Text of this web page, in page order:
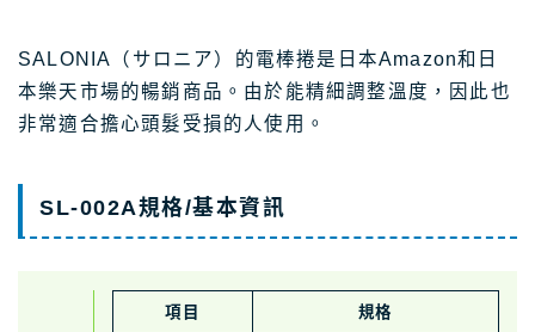
SALONIA（サロニア）的電棒捲是日本Amazon和日
本樂天市場的暢銷商品。由於能精細調整溫度，因此也
非常適合擔心頭髮受損的人使用。
SL-002A規格/基本資訊
項目 規格